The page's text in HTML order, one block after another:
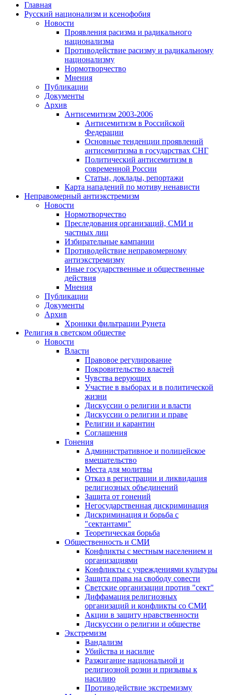
Главная
Русский национализм и ксенофобия
Новости
Проявления расизма и радикального
национализма
Противодействие расизму и радикальному
национализму
Нормотворчество
Мнения
Публикации
Документы
Архив
Антисемитизм 2003-2006
Антисемитизм в Российской
Федерации
Основные тенденции проявлений
антисемитизма в государствах СНГ
Политический антисемитизм в
современной России
Статьи, доклады, репортажи
Карта нападений по мотиву ненависти
Неправомерный антиэкстремизм
Новости
Нормотворчество
Преследования организаций, СМИ и
частных лиц
Избирательные кампании
Противодействие неправомерному
антиэкстремизму
Иные государственные и общественные
действия
Мнения
Публикации
Документы
Архив
Хроники фильтрации Рунета
Религия в светском обществе
Новости
Власти
Правовое регулирование
Покровительство властей
Чувства верующих
Участие в выборах и в политической
жизни
Дискуссии о религии и власти
Дискуссии о религии и праве
Религии и карантин
Соглашения
Гонения
Административное и полицейское
вмешательство
Места для молитвы
Отказ в регистрации и ликвидация
религиозных объединений
Защита от гонений
Негосударственная дискриминация
Дискриминация и борьба с
"сектантами"
Теоретическая борьба
Общественность и СМИ
Конфликты с местным населением и
организациями
Конфликты с учреждениями культуры
Защита права на свободу совести
Светские организации против "сект"
Диффамация религиозных
организаций и конфликты со СМИ
Акции в защиту нравственности
Дискуссии о религии и обществе
Экстремизм
Вандализм
Убийства и насилие
Разжигание национальной и
религиозной розни и призывы к
насилию
Противодействие экстремизму